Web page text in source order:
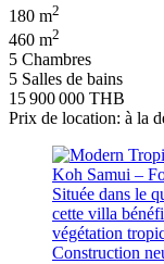
180 m2
460 m2
5 Chambres
5 Salles de bains
15 900 000 THB
Prix de location: à la
Située dans le
cette villa
végétation
Construction